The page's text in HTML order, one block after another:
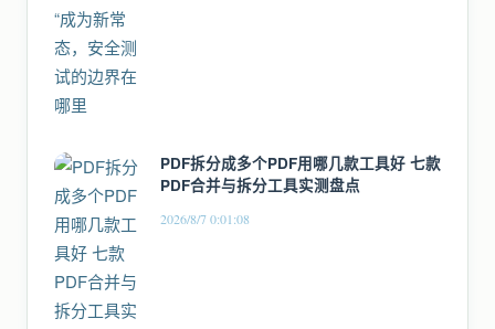
PDF拆分成多个PDF用哪几款工具好 七款
PDF合并与拆分工具实测盘点
2026/8/7 0:01:08